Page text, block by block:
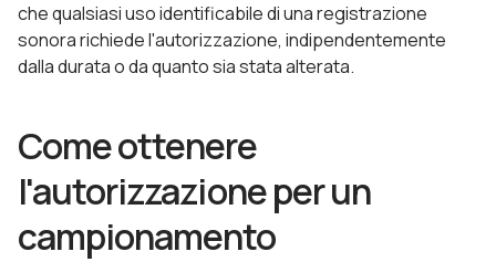
che qualsiasi uso identificabile di una registrazione
sonora richiede l'autorizzazione, indipendentemente
dalla durata o da quanto sia stata alterata.
Come ottenere
l'autorizzazione per un
campionamento